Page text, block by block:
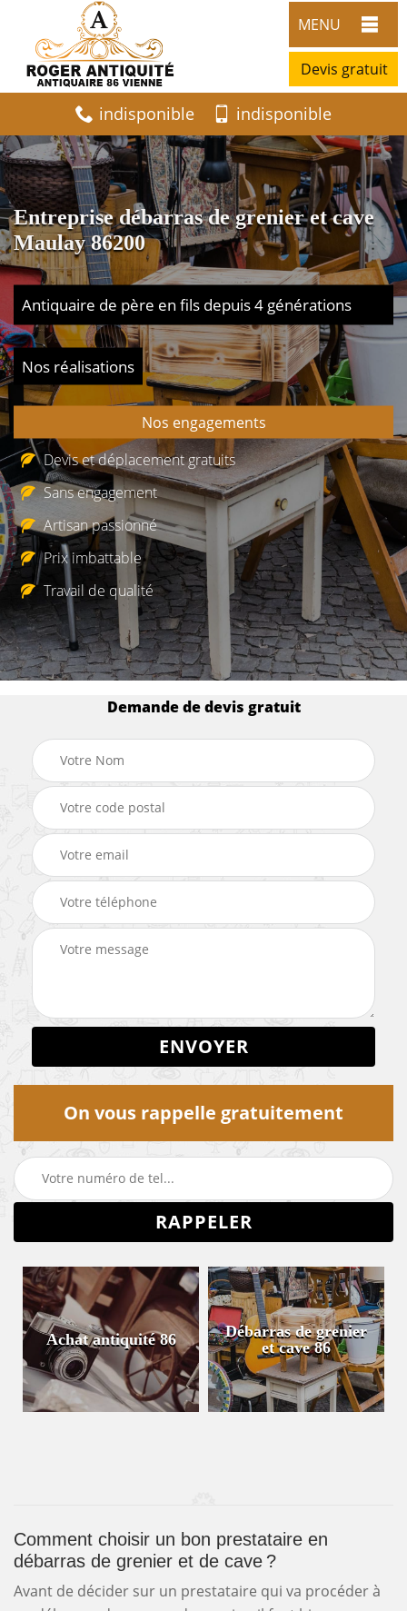
MENU
Devis gratuit
indisponible indisponible
Entreprise débarras de grenier et cave
Maulay 86200
Antiquaire de père en fils depuis 4 générations
Nos réalisations
Nos engagements
Devis et déplacement gratuits
Sans engagement
Artisan passionné
Prix imbattable
Travail de qualité
Demande de devis gratuit
On vous rappelle gratuitement
Achat antiquité 86
Débarras de grenier
et cave 86
Comment choisir un bon prestataire en
débarras de grenier et de cave ?
Avant de décider sur un prestataire qui va procéder à